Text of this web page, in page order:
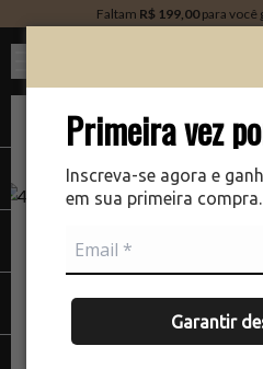
Primeira vez
Inscreva-se agora e
em sua primeira compra.
Garantir
Faltam R$ 199,00para você
NÃO ENCONTRAMOS A